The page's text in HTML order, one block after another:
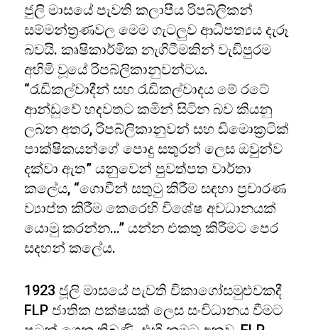
ජුලි මාසයේ පැවති කලාපීය රිපබ්ලිකන්
සම්මන්ත්‍රණවල මෙම ගැටලුව ආධිපත්‍යය දැරූ
බවයි. කෘෂිකාර්මික නැගිටීමකින් වැඩිපුරම
අහිමි වූයේ රිපබ්ලිකානුවන්ටය.
“රැඩිකල්වාදීන් සහ රැඩිකල්වාදය මේ රටේ
ආන්ඩුවේ හදවතට කමින් සිටින බව කියනු
ලබන අතර, රිපබ්ලිකානුවන් සහ ඩිමොක්‍රටික්
පාක්ෂිකයන්ගේ පොදු සතුරන් ලෙස ඔවුන්ව
දක්වා ඇත” යනුවෙන් පුවත්පත වාර්තා
කලේය, “ගොවීන් සතුටු කිරීම සඳහා ප්‍රචාරණ
ව්‍යාප්ත කිරීම කෙරෙහි විශේෂ අවධානයක්
යොමු කරන්න…” යන්න එකතු කිරීමට පෙර
සදහන් කලේය.
1923 ජූලි මාසයේ පැවති චිකාගෝසමුළුවකදී
FLP ජාතික පක්ෂයක් ලෙස සංවිධානය වීමට